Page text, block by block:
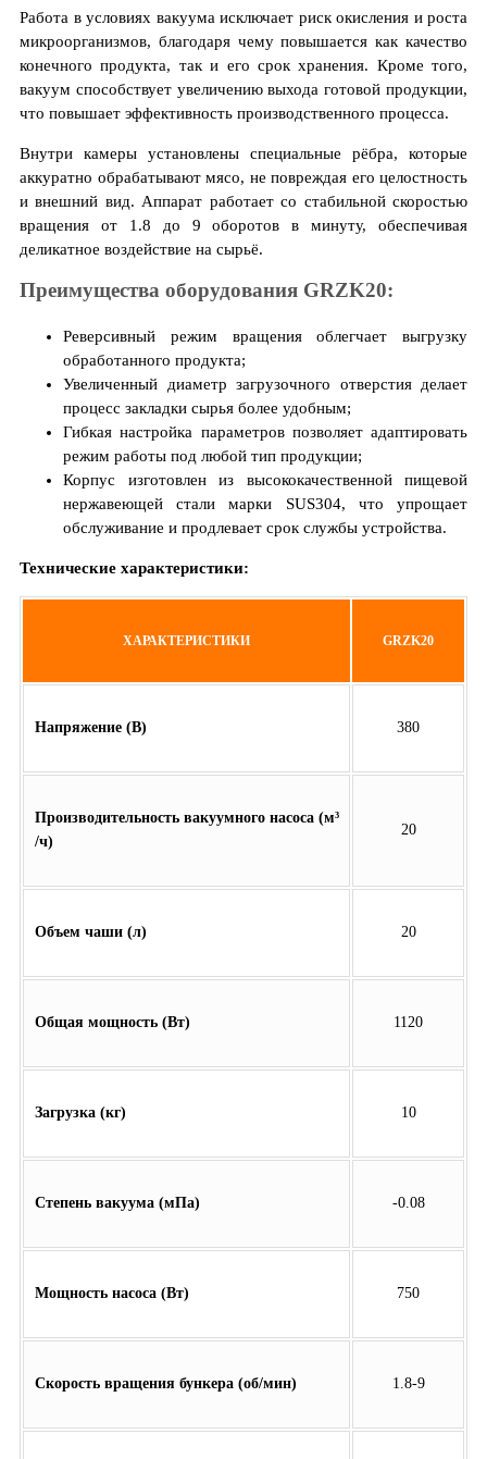
Работа в условиях вакуума исключает риск окисления и роста
микроорганизмов, благодаря чему повышается как качество
конечного продукта, так и его срок хранения. Кроме того,
вакуум способствует увеличению выхода готовой продукции,
что повышает эффективность производственного процесса.
Внутри камеры установлены специальные рёбра, которые
аккуратно обрабатывают мясо, не повреждая его целостность
и внешний вид. Аппарат работает со стабильной скоростью
вращения от 1.8 до 9 оборотов в минуту, обеспечивая
деликатное воздействие на сырьё.
Преимущества оборудования GRZK20:
Реверсивный режим вращения облегчает выгрузку
обработанного продукта;
Увеличенный диаметр загрузочного отверстия делает
процесс закладки сырья более удобным;
Гибкая настройка параметров позволяет адаптировать
режим работы под любой тип продукции;
Корпус изготовлен из высококачественной пищевой
нержавеющей стали марки SUS304, что упрощает
обслуживание и продлевает срок службы устройства.
Технические характеристики:
ХАРАКТЕРИСТИКИ GRZK20
Напряжение (В) 380
Производительность вакуумного насоса (м³
/ч)
20
Объем чаши (л) 20
Общая мощность (Вт) 1120
Загрузка (кг) 10
Степень вакуума (мПа) -0.08
Мощность насоса (Вт) 750
Скорость вращения бункера (об/мин) 1.8-9